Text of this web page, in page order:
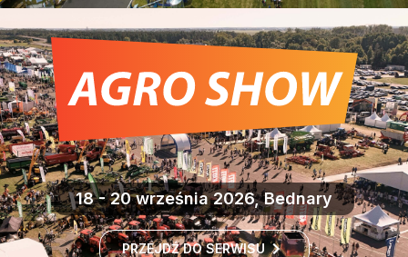
18 - 20 września 2026, Bednary
PRZEJDŹ DO SERWISU